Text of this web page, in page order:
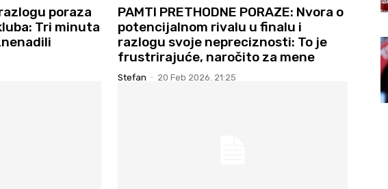
poraza
Tri minuta
PAMTI PRETHODNE PORAZE: Nvora o
potencijalnom rivalu u finalu i
razlogu svoje nepreciznosti: To je
frustrirajuće, naročito za mene
Stefan - 20 Feb 2026. 21:25